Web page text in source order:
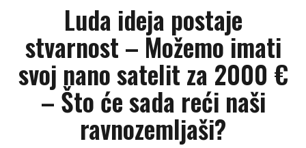
Luda ideja postaje
stvarnost – Možemo imati
svoj nano satelit za 2000 €
– Što će sada reći naši
ravnozemljaši?